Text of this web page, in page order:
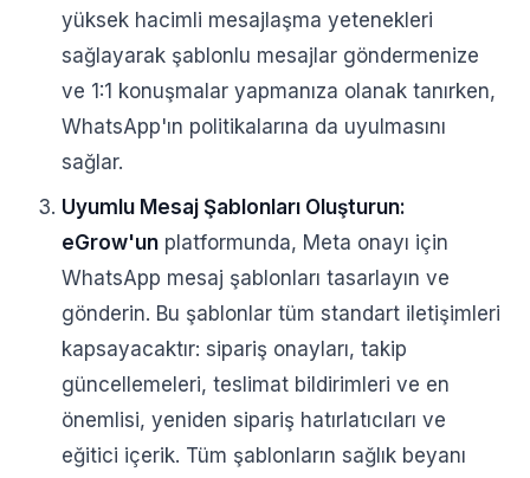
yüksek hacimli mesajlaşma yetenekleri
sağlayarak şablonlu mesajlar göndermenize
ve 1:1 konuşmalar yapmanıza olanak tanırken,
WhatsApp'ın politikalarına da uyulmasını
sağlar.
Uyumlu Mesaj Şablonları Oluşturun:
eGrow'un platformunda, Meta onayı için
WhatsApp mesaj şablonları tasarlayın ve
gönderin. Bu şablonlar tüm standart iletişimleri
kapsayacaktır: sipariş onayları, takip
güncellemeleri, teslimat bildirimleri ve en
önemlisi, yeniden sipariş hatırlatıcıları ve
eğitici içerik. Tüm şablonların sağlık beyanı